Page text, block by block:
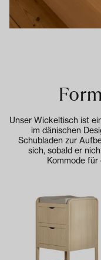
Unser Wickeltisch ist
im dänischen
Schubladen zur
sich, sobald er
Kommode für